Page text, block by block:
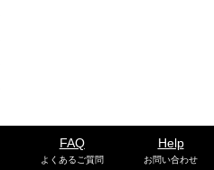
FAQ
よくあるご質問
Help
お問い合わせ